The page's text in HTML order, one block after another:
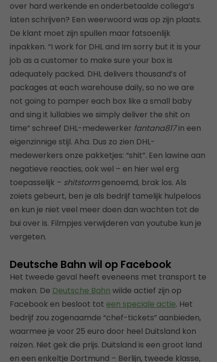
over hard werkende en onderbetaalde collega’s
laten schrijven? Een weerwoord was op zijn plaats.
De klant moet zijn spullen maar fatsoenlijk
inpakken. “I work for DHL and Im sorry but it is your
job as a customer to make sure your box is
adequately packed. DHL delivers thousand’s of
packages at each warehouse daily, so no we are
not going to pamper each box like a small baby
and sing it lullabies we simply deliver the shit on
time” schreef DHL-medewerker fantana817in een
eigenzinnige stijl. Aha. Dus zo zien DHL-
medewerkers onze pakketjes: “shit”. Een lawine aan
negatieve reacties, ook wel – en hier wel erg
toepasselijk – shitstormgenoemd, brak los. Als
zoiets gebeurt, ben je als bedrijf tamelijk hulpeloos
en kun je niet veel meer doen dan wachten tot de
bui over is. Filmpjes verwijderen van youtube kun je
vergeten.
Deutsche Bahn wil op Facebook
Het tweede geval heeft eveneens met transport te
maken. De Deutsche Bahn wilde actief zijn op
Facebook en besloot tot een speciale actie. Het
bedrijf zou zogenaamde “chef-tickets” aanbieden,
waarmee je voor 25 euro door heel Duitsland kon
reizen. Niet gek die prijs. Duitsland is een groot land
en een enkeltje Dortmund – Berlijn, tweede klasse,